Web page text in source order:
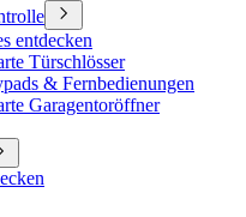
entdecken
Türschlösser
& Fernbedienungen
Garagentoröffner